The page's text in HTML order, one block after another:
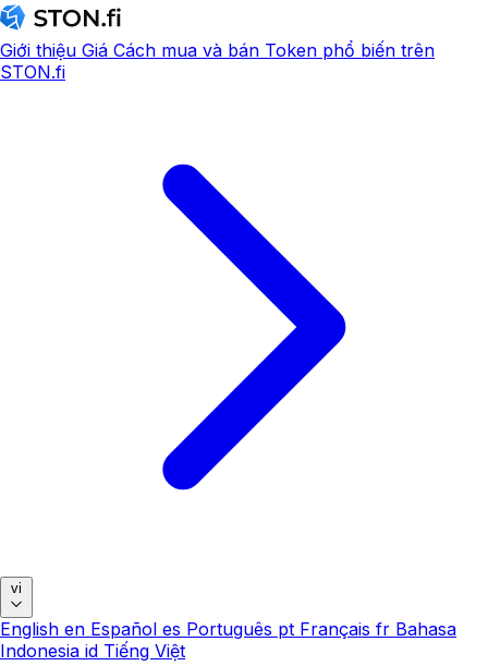
Giới thiệu Giá Cách mua và bán Token phổ biến trên
STON.fi
vi
English en Español es Português pt Français fr Bahasa
Indonesia id Tiếng Việt